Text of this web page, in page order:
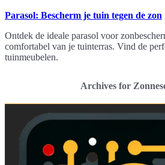
Parasol: Bescherm je tuin tegen de zon
Ontdek de ideale parasol voor
comfortabel van je tuinterras. Vind de
tuinmeubelen.
Archives for